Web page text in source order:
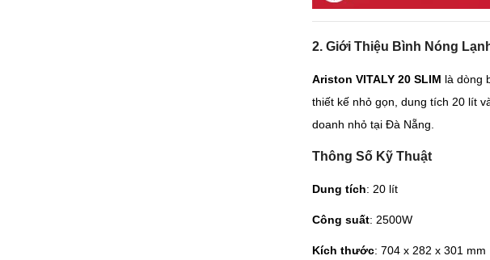
2. Giới Thiệu Bình Nóng
Ariston VITALY 20 SLIM là dòng
thiết kế nhỏ gọn, dung tích 20 lít
doanh nhỏ tại Đà Nẵng.
Thông Số Kỹ Thuật
Dung tích: 20 lít
Công suất: 2500W
Kích thước: 704 x 282 x 301 mm